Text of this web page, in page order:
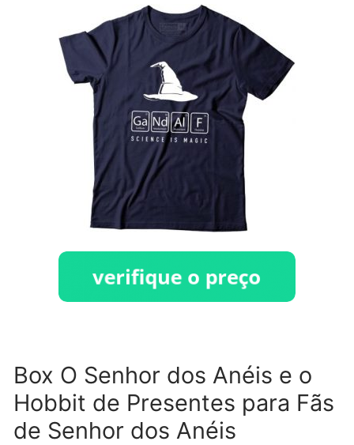
Box O Senhor dos Anéis e o
Hobbit de Presentes para Fãs
de Senhor dos Anéis